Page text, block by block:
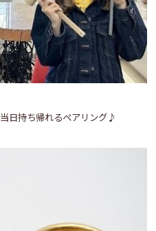
日持ち帰れるペアリング♪